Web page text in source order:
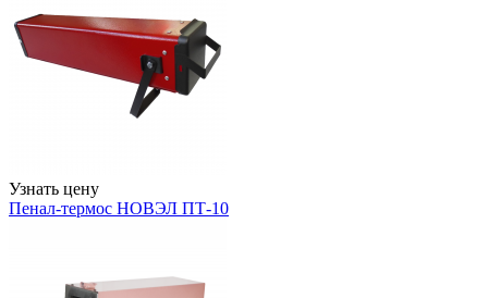
Узнать цену
Пенал-термос НОВЭЛ ПТ-10